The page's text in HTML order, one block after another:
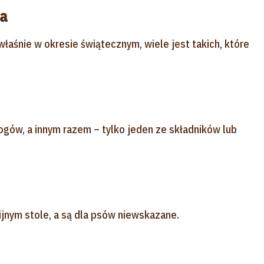
w okresie świątecznym, wiele jest takich, które
a innym razem – tylko jeden ze składników lub
stole, a są dla psów niewskazane.